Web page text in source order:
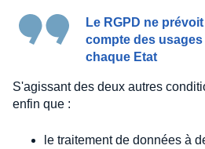
Le RGPD ne
compte des
chaque Etat
S'agissant des deux autres
enfin que :
le traitement de données à